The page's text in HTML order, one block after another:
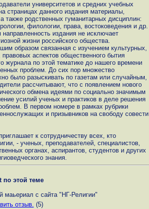
университетов и средних учебных
страницах данного издания материалы,
также родственных гуманитарных дисциплин:
филологии, права, востоковедения и др.
направленность издания не исключает
жизни российского общества.
образом связанная с изучением культурных,
аспектов общественного бытия
журнала по этой тематике до нашего времени
проблем. До сих пор множество
было разыскивать по газетам или случайным,
рассчитывают, что с появлением нового
обмена идеями по социально значимым
усилий ученых и практиков в деле решения
В первом номере в рамках рубрики
и призывников на свободу совести
к сотрудничеству всех, кто
- ученых, преподавателей, специалистов,
органах, аспирантов, студентов и других
знания.
по этой теме
маьериал с сайта "НГ-Религии"
отзыв. (5)